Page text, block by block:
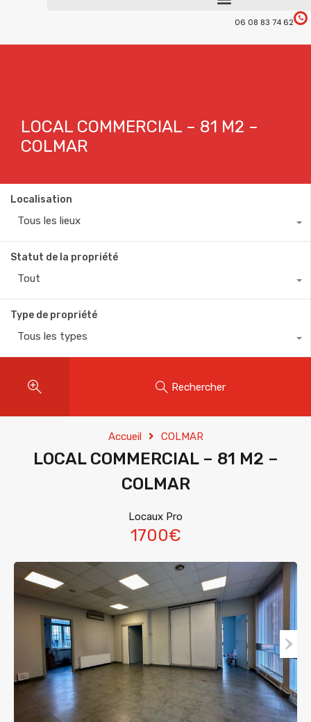
06 08 83 74 62
LOCAL COMMERCIAL – 81 M2 –
COLMAR
Localisation
Tous les lieux
Statut de la propriété
Tout
Type de propriété
Tous les types
Rechercher
Accueil COLMAR
LOCAL COMMERCIAL – 81 M2 –
COLMAR
Locaux Pro
1700€